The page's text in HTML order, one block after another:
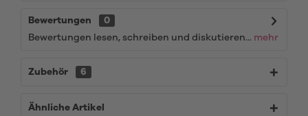
Bewertungen
0
Bewertungen lesen, schreiben und diskutieren... mehr
Zubehör 6
Ähnliche Artikel